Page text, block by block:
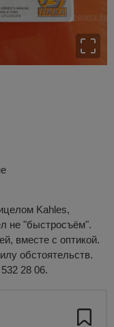
Kahles,
не "быстросъём".
вместе с оптикой.
обстоятельств.
28 06.